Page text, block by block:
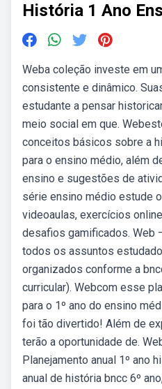
História 1 Ano
Weba coleção investe em
consistente e dinâmico.
estudante a pensar
meio social em que.
conceitos básicos sobre a
para o ensino médio, além
ensino e sugestões de
série ensino médio estude
videoaulas, exercícios
desafios gamificados. Web
todos os assuntos
organizados conforme a
curricular). Webcom esse
para o 1º ano do ensino
foi tão divertido! Além de
terão a oportunidade de.
Planejamento anual 1º ano
anual de história bncc 6º